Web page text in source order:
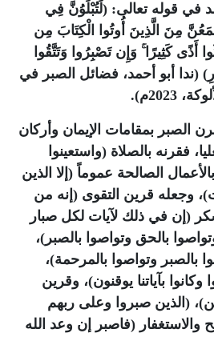
في قوله تعالى: (لَتُبْلَوُنَّ فِي
مِنَ الَّذِينَ أُوتُوا الْكِتَابَ مِن
أَذًى كَثِيرًا ۚ وَإِن تَصْبِرُوا وَتَتَّقُوا
(ندا أبو أحمد، فضائل الصبر في
2023م)
.
الصبر بمقامات الإيمان وأركان
فقرنه بالصلاة (واستعينوا
الصالحة عموماً (إلا الذين
وجعله قرين التقوى (إنه من
(إن في ذلك لآيات لكل صبار
بالحق وتواصوا بالصبر)،
بالصبر وتواصوا بالمرحمة)،
بآياتنا يوقنون)، وقرين
(الذين صبروا وعلى ربهم
والاستغفار (فاصبر إن وعد الله